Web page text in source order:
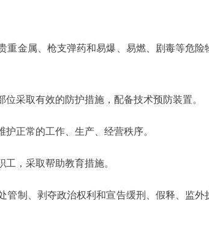
金属、枪支弹药和易爆、易燃、剧毒等危险
采取有效的防护措施，配备技术预防装置。
正常的工作、生产、经营秩序。
，采取帮助教育措施。
制、剥夺政治权利和宣告缓刑、假释、监外